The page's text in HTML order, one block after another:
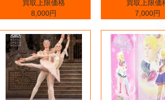
買取上限価格
8,000円
買取上限価
7,000円